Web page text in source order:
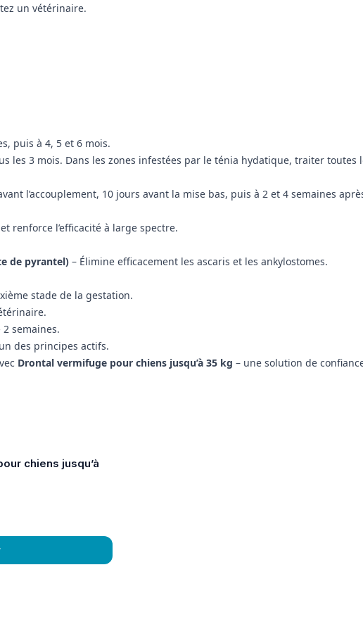
un vétérinaire.
puis à 4, 5 et 6 mois.
les 3 mois. Dans les zones infestées par le ténia hydatique, traiter
l’accouplement, 10 jours avant la mise bas, puis à 2 et 4 semaines
renforce l’efficacité à large spectre.
de pyrantel) – Élimine efficacement les ascaris et les ankylostomes.
stade de la gestation.
semaines.
des principes actifs.
Drontal vermifuge pour chiens jusqu’à 35 kg – une solution de
chiens jusqu’à